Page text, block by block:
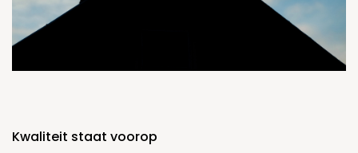
Kwaliteit staat voorop